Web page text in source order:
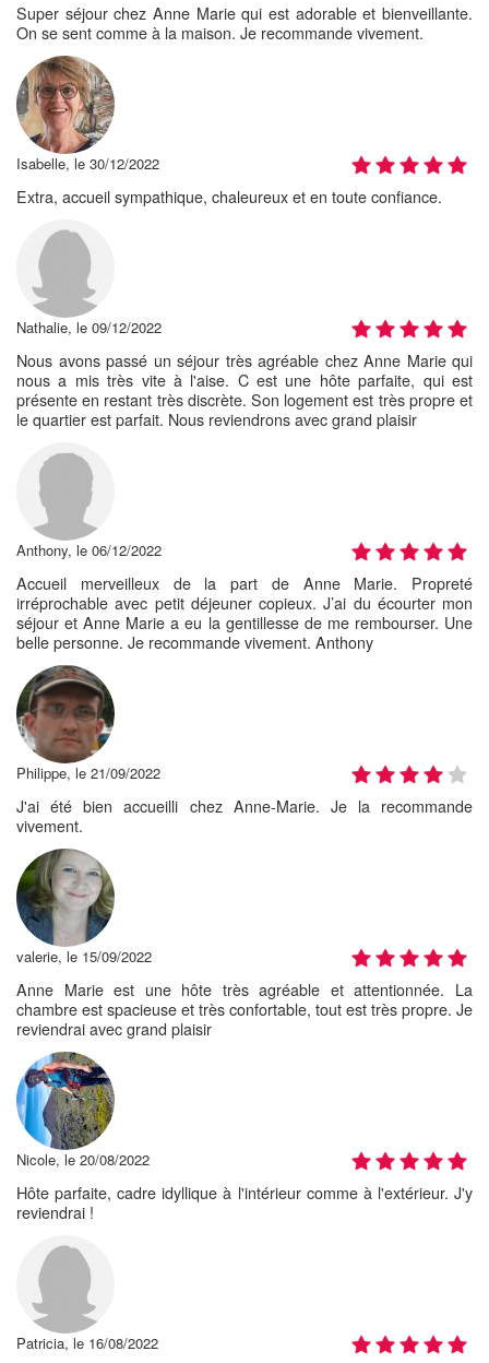
Super séjour chez Anne Marie qui est adorable et bienveillante.
On se sent comme à la maison. Je recommande vivement.
Isabelle, le 30/12/2022
Extra, accueil sympathique, chaleureux et en toute confiance.
Nathalie, le 09/12/2022
Nous avons passé un séjour très agréable chez Anne Marie qui
nous a mis très vite à l'aise. C est une hôte parfaite, qui est
présente en restant très discrète. Son logement est très propre et
le quartier est parfait. Nous reviendrons avec grand plaisir
Anthony, le 06/12/2022
Accueil merveilleux de la part de Anne Marie. Propreté
irréprochable avec petit déjeuner copieux. J’ai du écourter mon
séjour et Anne Marie a eu la gentillesse de me rembourser. Une
belle personne. Je recommande vivement. Anthony
Philippe, le 21/09/2022
J'ai été bien accueilli chez Anne-Marie. Je la recommande
vivement.
valerie, le 15/09/2022
Anne Marie est une hôte très agréable et attentionnée. La
chambre est spacieuse et très confortable, tout est très propre. Je
reviendrai avec grand plaisir
Nicole, le 20/08/2022
Hôte parfaite, cadre idyllique à l'intérieur comme à l'extérieur. J'y
reviendrai !
Patricia, le 16/08/2022